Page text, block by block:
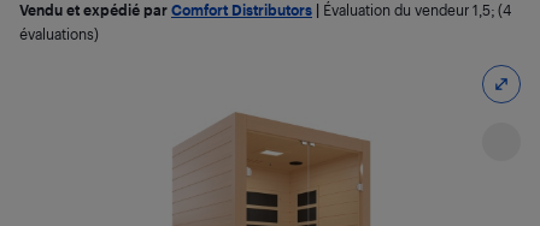
Vendu et expédié par Comfort Distributors Évaluation du vendeur 1,5; (4
évaluations)